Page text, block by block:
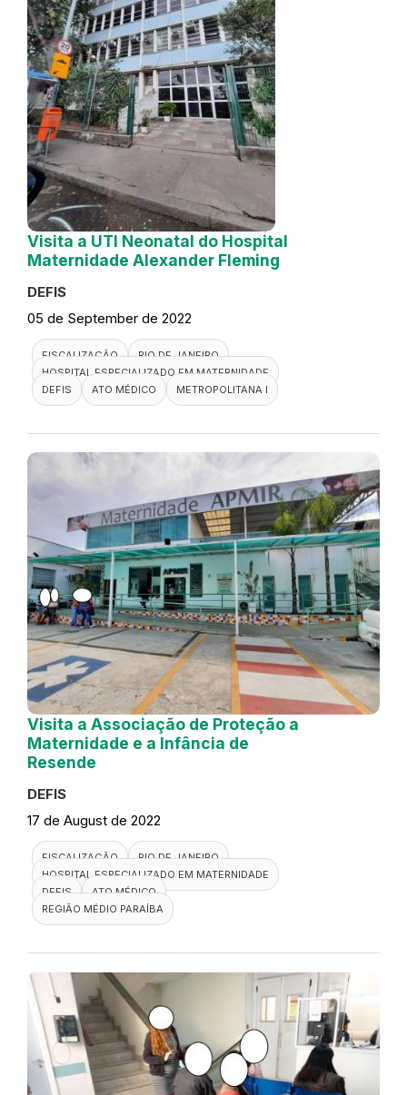
Visita a UTI Neonatal do Hospital
Maternidade Alexander Fleming
DEFIS
05 de September de 2022
FISCALIZAÇÃO
RIO DE JANEIRO
HOSPITAL ESPECIALIZADO EM MATERNIDADE
DEFIS
ATO MÉDICO METROPOLITANA I
Visita a Associação de Proteção a
Maternidade e a Infância de
Resende
DEFIS
17 de August de 2022
FISCALIZAÇÃO
RIO DE JANEIRO
HOSPITAL ESPECIALIZADO EM MATERNIDADE
DEFIS
ATO MÉDICO
REGIÃO MÉDIO PARAÍBA